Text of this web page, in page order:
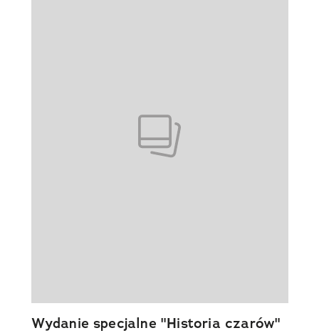
Wydanie specjalne "Historia czarów"